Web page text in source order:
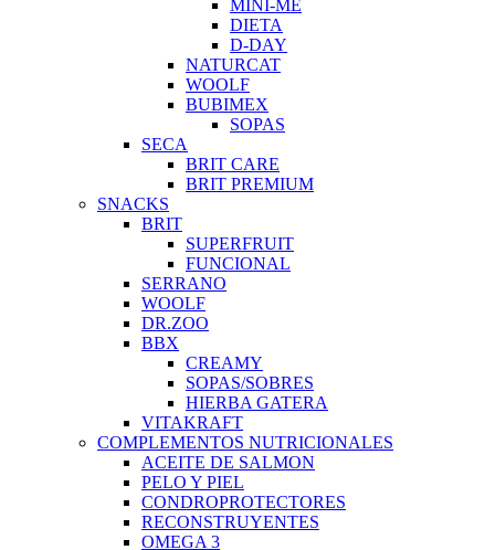
MINI-ME
DIETA
D-DAY
NATURCAT
WOOLF
BUBIMEX
SOPAS
SECA
BRIT CARE
BRIT PREMIUM
SNACKS
BRIT
SUPERFRUIT
FUNCIONAL
SERRANO
WOOLF
DR.ZOO
BBX
CREAMY
SOPAS/SOBRES
HIERBA GATERA
VITAKRAFT
COMPLEMENTOS NUTRICIONALES
ACEITE DE SALMON
PELO Y PIEL
CONDROPROTECTORES
RECONSTRUYENTES
OMEGA 3